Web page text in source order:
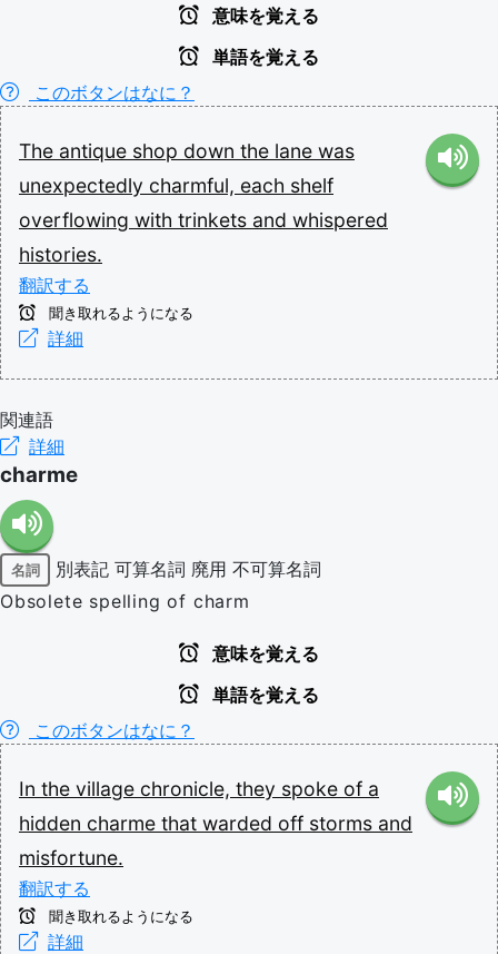
意味を覚える
単語を覚える
このボタンはなに？
The antique shop down the lane was
unexpectedly charmful, each shelf
overflowing with trinkets and whispered
histories.
翻訳する
聞き取れるようになる
詳細
関連語
詳細
charme
名詞 別表記 可算名詞 廃用 不可算名詞
Obsolete spelling of charm
意味を覚える
単語を覚える
このボタンはなに？
In the village chronicle, they spoke of a
hidden charme that warded off storms and
misfortune.
翻訳する
聞き取れるようになる
詳細